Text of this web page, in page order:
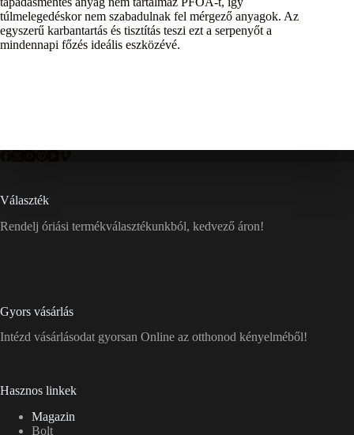
túlmelegedéskor nem szabadulnak fel mérgező anyagok. Az
egyszerű karbantartás és tisztítás teszi ezt a serpenyőt a
mindennapi főzés ideális eszközévé.
Választék
Rendelj óriási termékválasztékunkból, kedvező áron!
Gyors vásárlás
Intézd vásárlásodat gyorsan Online az otthonod kényelméből!
Hasznos linkek
Magazin
Bolt